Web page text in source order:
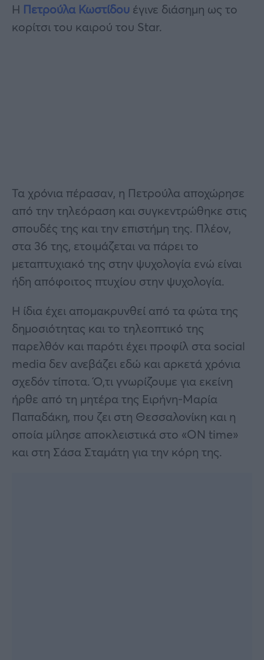
H Πετρούλα Κωστίδου έγινε διάσημη ως το
κορίτσι του καιρού του Star.
Τα χρόνια πέρασαν, η Πετρούλα αποχώρησε
από την τηλεόραση και συγκεντρώθηκε στις
σπουδές της και την επιστήμη της. Πλέον,
στα 36 της, ετοιμάζεται να πάρει το
μεταπτυχιακό της στην ψυχολογία ενώ είναι
ήδη απόφοιτος πτυχίου στην ψυχολογία.
Η ίδια έχει απομακρυνθεί από τα φώτα της
δημοσιότητας και το τηλεοπτικό της
παρελθόν και παρότι έχει προφίλ στα social
media δεν ανεβάζει εδώ και αρκετά χρόνια
σχεδόν τίποτα. Ό,τι γνωρίζουμε για εκείνη
ήρθε από τη μητέρα της Ειρήνη-Μαρία
Παπαδάκη, που ζει στη Θεσσαλονίκη και η
οποία μίλησε αποκλειστικά στο «ΟΝ time»
και στη Σάσα Σταμάτη για την κόρη της.